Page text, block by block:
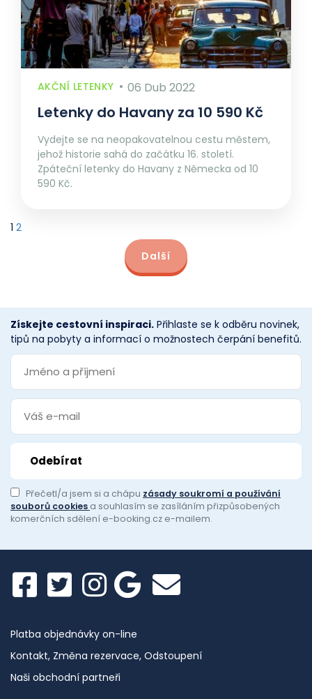
AKČNÍ LETENKY 06 Dub 2022
Letenky do Havany za 10 590 Kč
Vydejte se na neopakovatelnou cestu městem,
jehož historie sahá do začátku 16. století.
Zpáteční letenky do Havany z Německa od 10
590 Kč.
1 2
Další
Získejte cestovní inspiraci. Přihlaste se k odběru novinek,
tipů na pobyty a informací o možnostech čerpání benefitů.
Přečetl/a jsem si a chápu zásady soukromí a používání
souborů cookies a souhlasím se zasíláním přizpůsobených
komerčních sdělení e-booking.cz e-mailem.
Platba objednávky on-line
Kontakt, Změna rezervace, Odstoupení
Naši obchodní partneři